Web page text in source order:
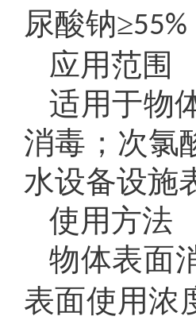
尿酸钠≥55%
应用范围
适用于物
消毒；次氯
水设备设施
使用方法
物体表面
表面使用浓